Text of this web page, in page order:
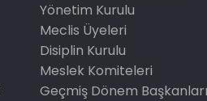
Yönetim Kurulu
Meclis Üyeleri
Disiplin Kurulu
Meslek Komiteleri
Geçmiş Dönem Başkanları